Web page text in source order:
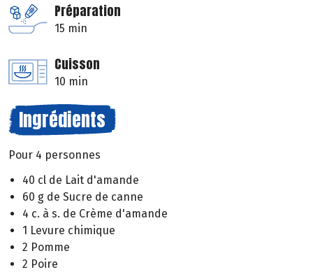
Préparation
15 min
Cuisson
10 min
Ingrédients
Pour 4 personnes
40 cl de Lait d'amande
60 g de Sucre de canne
4 c. à s. de Crème d'amande
1 Levure chimique
2 Pomme
2 Poire